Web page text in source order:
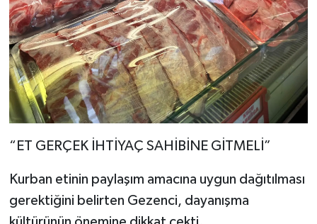
“ET GERÇEK İHTİYAÇ SAHİBİNE GİTMELİ”
Kurban etinin paylaşım amacına uygun dağıtılması
gerektiğini belirten Gezenci, dayanışma